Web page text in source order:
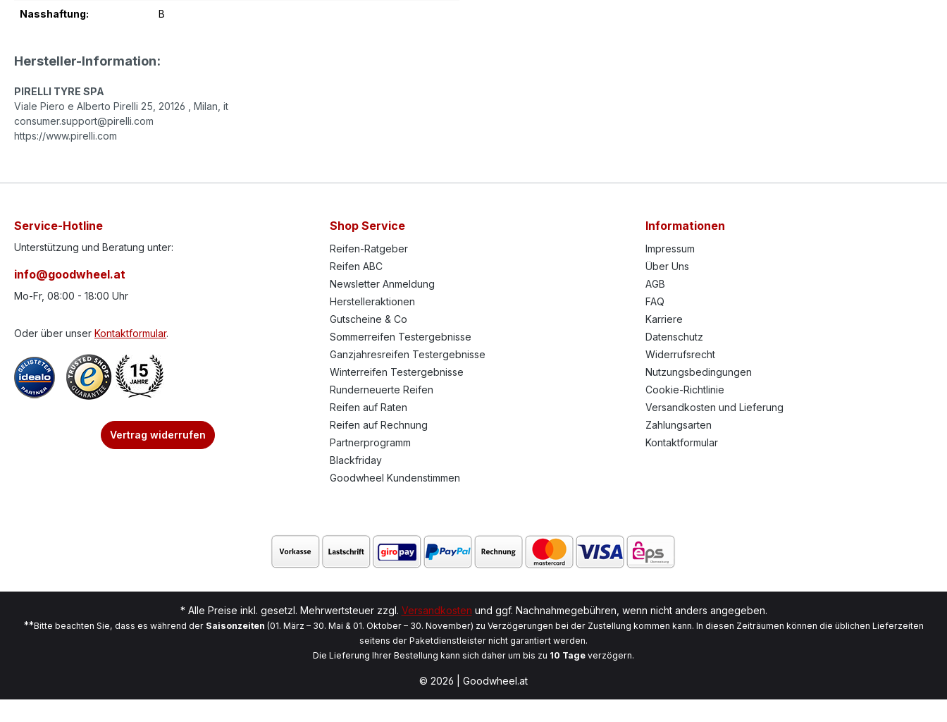
Nasshaftung: B
Hersteller-Information:
PIRELLI TYRE SPA
Viale Piero e Alberto Pirelli 25, 20126 , Milan, it
consumer.support@pirelli.com
https://www.pirelli.com
Service-Hotline
Unterstützung und Beratung unter:
info@goodwheel.at
Mo-Fr, 08:00 - 18:00 Uhr
Oder über unser Kontaktformular.
Vertrag widerrufen
Shop Service
Reifen-Ratgeber
Reifen ABC
Newsletter Anmeldung
Herstelleraktionen
Gutscheine & Co
Sommerreifen Testergebnisse
Ganzjahresreifen Testergebnisse
Winterreifen Testergebnisse
Runderneuerte Reifen
Reifen auf Raten
Reifen auf Rechnung
Partnerprogramm
Blackfriday
Goodwheel Kundenstimmen
Informationen
Impressum
Über Uns
AGB
FAQ
Karriere
Datenschutz
Widerrufsrecht
Nutzungsbedingungen
Cookie-Richtlinie
Versandkosten und Lieferung
Zahlungsarten
Kontaktformular
* Alle Preise inkl. gesetzl. Mehrwertsteuer zzgl. Versandkosten und ggf. Nachnahmegebühren, wenn nicht anders angegeben.
**Bitte beachten Sie, dass es während der Saisonzeiten (01. März – 30. Mai & 01. Oktober – 30. November) zu Verzögerungen bei der Zustellung kommen kann. In diesen Zeiträumen können die üblichen Lieferzeiten
seitens der Paketdienstleister nicht garantiert werden.
Die Lieferung Ihrer Bestellung kann sich daher um bis zu 10 Tage verzögern.
© 2026 | Goodwheel.at